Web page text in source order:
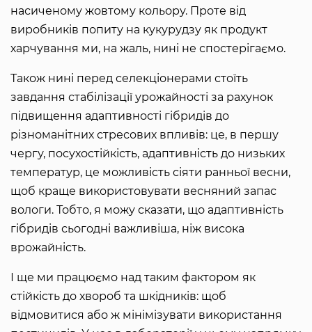
насиченому жовтому кольору. Проте від
виробників попиту на кукурудзу як продукт
харчування ми, на жаль, нині не спостерігаємо.
Також нині перед селекціонерами стоїть
завдання стабілізації урожайності за рахунок
підвищення адаптивності гібридів до
різноманітних стресових впливів: це, в першу
чергу, посухостійкість, адаптивність до низьких
температур, це можливість сіяти ранньої весни,
щоб краще використовувати весняний запас
вологи. Тобто, я можу сказати, що адаптивність
гібридів сьогодні важливіша, ніж висока
врожайність.
І ще ми працюємо над таким фактором як
стійкість до хвороб та шкідників: щоб
відмовитися або ж мінімізувати використання